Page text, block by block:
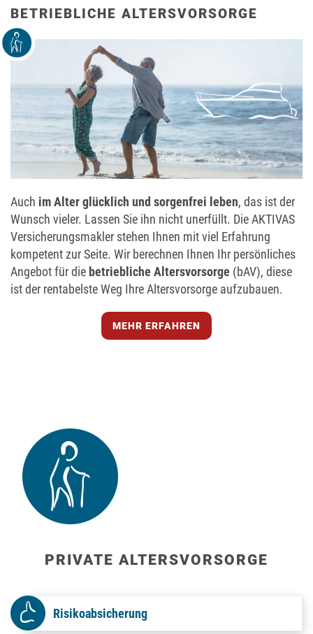
BETRIEBLICHE ALTERSVORSORGE
Auch im Alter glücklich und sorgenfrei leben, das ist der
Wunsch vieler. Lassen Sie ihn nicht unerfüllt. Die AKTIVAS
Versicherungsmakler stehen Ihnen mit viel Erfahrung
kompetent zur Seite. Wir berechnen Ihnen Ihr persönliches
Angebot für die betriebliche Altersvorsorge (bAV), diese
ist der rentabelste Weg Ihre Altersvorsorge aufzubauen.
MEHR ERFAHREN
PRIVATE ALTERSVORSORGE
Risikoabsicherung